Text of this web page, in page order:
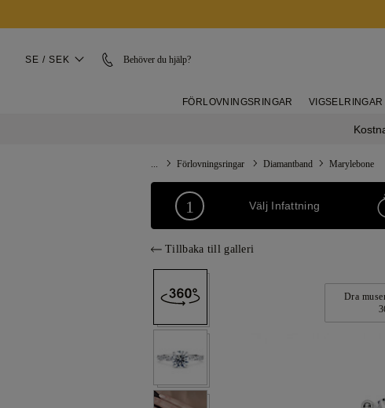
SE / SEK Behöver du hjälp?
FÖRLOVNINGSRINGAR VIGSELRINGAR
Förlovningsringar Diamantband Marylebone
1 Välj Infattning
Tillbaka till galleri
Dra